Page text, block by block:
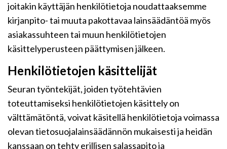
joitakin käyttäjän henkilötietoja noudattaaksemme
kirjanpito- tai muuta pakottavaa lainsäädäntöä myös
asiakassuhteen tai muun henkilötietojen
käsittelyperusteen päättymisen jälkeen.
Henkilötietojen käsittelijät
Seuran työntekijät, joiden työtehtävien
toteuttamiseksi henkilötietojen käsittely on
välttämätöntä, voivat käsitellä henkilötietoja voimassa
olevan tietosuojalainsäädännön mukaisesti ja heidän
kanssaan on tehty erillisen salassapito ja